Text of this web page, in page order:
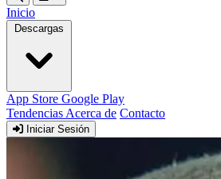
Inicio
Descargas
App Store Google Play
Tendencias Acerca de Contacto
Iniciar Sesión